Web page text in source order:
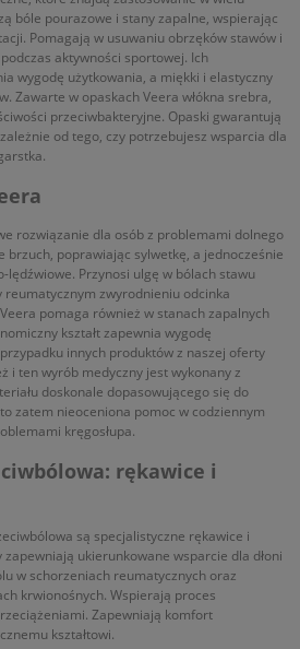
bóle pourazowe i stany zapalne, wspierając
Pomagają w usuwaniu obrzęków stawów i
aktywności sportowej. Ich
wygodę użytkowania, a miękki i elastyczny
Zawarte w opaskach Veera włókna srebra,
przeciwbakteryjne. Opaski gwarantują
od tego, czy potrzebujesz wsparcia dla
rozwiązanie dla osób z problemami dolnego
brzuch, poprawiając sylwetkę, a jednocześnie
lędźwiowe. Przynosi ulgę w bólach stawu
zwyrodnieniu odcinka
pomaga również w stanach zapalnych
kształt zapewnia wygodę
innych produktów z naszej oferty
i ten wyrób medyczny jest wykonany z
doskonale dopasowującego się do
to zatem nieoceniona pomoc w codziennym
kręgosłupa.
rękawice i
są specjalistyczne rękawice i
ukierunkowane wsparcie dla dłoni
w schorzeniach reumatycznych oraz
krwionośnych. Wspierają proces
Zapewniają komfort
kształtowi.